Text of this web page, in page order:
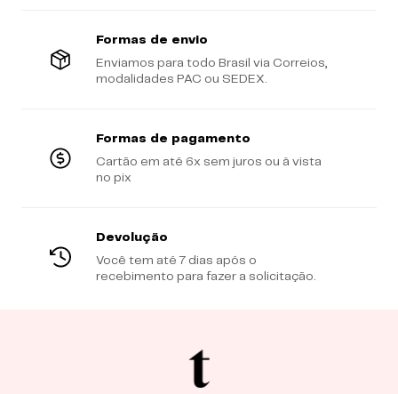
Formas de envio
Enviamos para todo Brasil via Correios,
modalidades PAC ou SEDEX.
Formas de pagamento
Cartão em até 6x sem juros ou à vista
no pix
Devolução
Você tem até 7 dias após o
recebimento para fazer a solicitação.